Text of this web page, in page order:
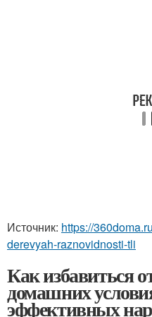
Источник: https://
derevyah-raznovidnosti-tli
Как избавиться
домашних
эффективных